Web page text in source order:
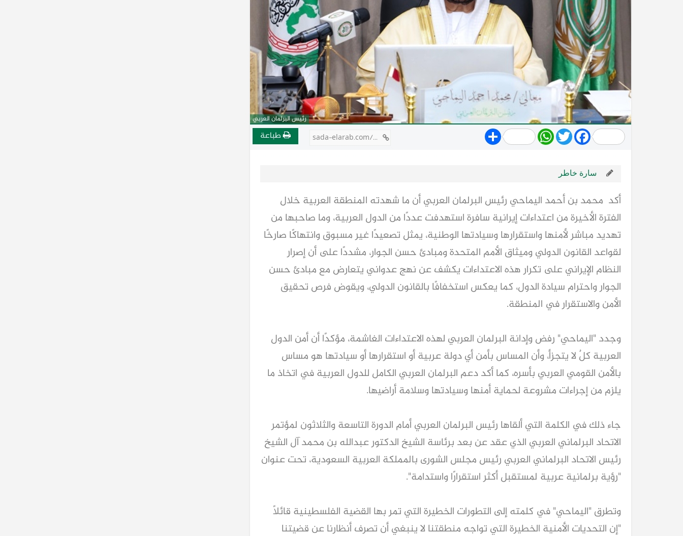
رئيس البرلمان العربي
Share WhatsApp
TwitterFacebook طباعة sada-elarab.com/809394
سارة خاطر
لقواعد القانون الدولي وميثاق الأمم المتحدة ومبادئ حسن الجوار، مشددًا على أن إصرار
الأمن والاستقرار في المنطقة.
يلزم من إجراءات مشروعة لحماية أمنها وسيادتها وسلامة أراضيها.
جاء ذلك في الكلمة التي ألقاها رئيس البرلمان العربي أمام الدورة التاسعة والثلاثون لمؤتمر
"رؤية برلمانية عربية لمستقبل أكثر استقرارًا واستدامة".